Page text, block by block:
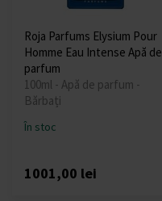
Roja Parfums Elysium Pour
Homme Eau Intense Apă de
parfum
100ml - Apă de parfum -
Bărbați
În stoc
1001,00 lei